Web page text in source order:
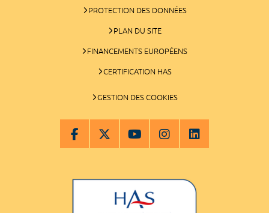
PROTECTION DES DONNÉES
PLAN DU SITE
FINANCEMENTS EUROPÉENS
CERTIFICATION HAS
GESTION DES COOKIES